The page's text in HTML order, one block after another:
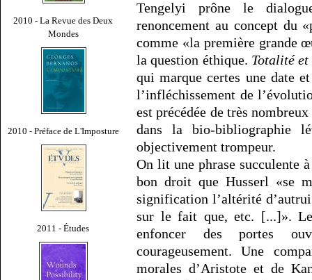
2010 - La Revue des Deux
Mondes
2010 - Préface de L'Imposture
2011 - Études
Tengelyi prône le
renoncement au concept du
comme «la première grande
la question éthique. Totalité
qui marque certes une date
l’infléchissement de
est précédée de très
dans la bio-bibliographie
objectivement trompeur.
On lit une phrase succulente
bon droit que Husserl «se
signification l’altérité
sur le fait que, etc. [...]».
enfoncer des portes
courageusement. Une
morales d’Aristote et de